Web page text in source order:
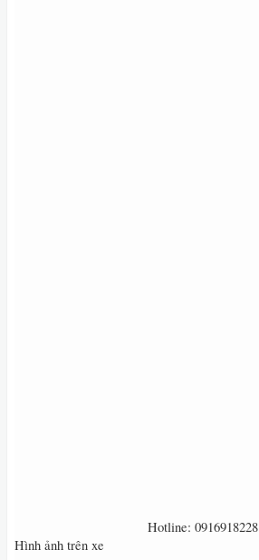
Hotline: 0916918228​
Hình ảnh trên xe